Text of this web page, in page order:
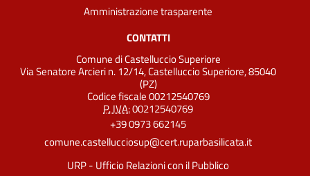
Amministrazione trasparente
CONTATTI
Comune di Castelluccio Superiore
Via Senatore Arcieri n. 12/14, Castelluccio Superiore, 85040
(PZ)
Codice fiscale 00212540769
P. IVA:00212540769
+39 0973 662145
comune.castellucciosup@cert.ruparbasilicata.it
URP - Ufficio Relazioni con il Pubblico